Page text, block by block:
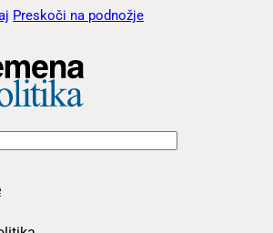
Preskoči na podnožje